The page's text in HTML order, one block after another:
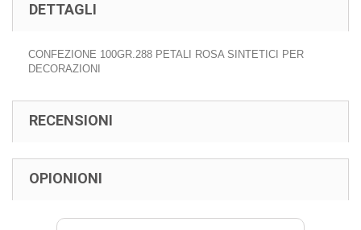
DETTAGLI
CONFEZIONE 100GR.288 PETALI ROSA SINTETICI PER
DECORAZIONI
RECENSIONI
OPIONIONI